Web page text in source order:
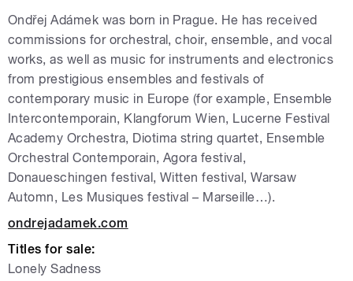
Ondřej Adámek was born in Prague. He has received
commissions for orchestral, choir, ensemble, and vocal
works, as well as music for instruments and electronics
from prestigious ensembles and festivals of
contemporary music in Europe (for example, Ensemble
Intercontemporain, Klangforum Wien, Lucerne Festival
Academy Orchestra, Diotima string quartet, Ensemble
Orchestral Contemporain, Agora festival,
Donaueschingen festival, Witten festival, Warsaw
Automn, Les Musiques festival – Marseille…).
ondrejadamek.com
Titles for sale:
Lonely Sadness